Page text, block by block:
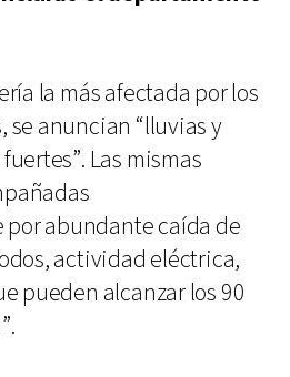
la más afectada por los
se anuncian “lluvias y
Las mismas
abundante caída de
actividad eléctrica,
pueden alcanzar los 90